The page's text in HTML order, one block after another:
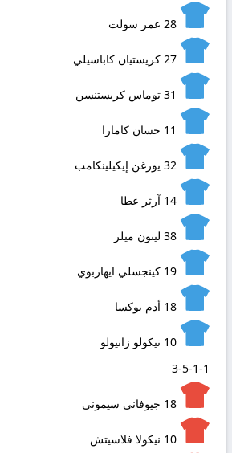
28 عمر سولت
27 كريستيان كاباسيلي
31 توماس كريستنسن
11 حسان كامارا
32 يورغن إيكيلينكامب
14 آرثر عطا
38 لينون ميلر
19 كينجسلي ايهازبوي
18 أدم بوكسا
10 نيكولو زانيولو
3-5-1-1
18 جيوفاني سيموني
10 نيكولا فلاسيتش